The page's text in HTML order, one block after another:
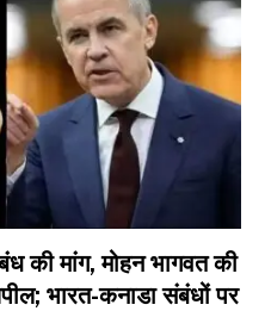
की मांग, मोहन भागवत की
भारत-कनाडा संबंधों पर